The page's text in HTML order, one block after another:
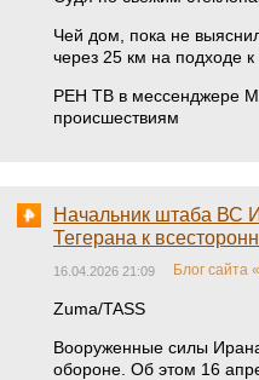
Чей дом, пока не
через 25 км на подходе
РЕН ТВ в мессенджере
происшествиям
Начальник штаба ВС
Тегерана к
16.04.2026 21:09 Блог сайта
Zuma/TASS
Вооруженные силы
обороне. Об этом 16